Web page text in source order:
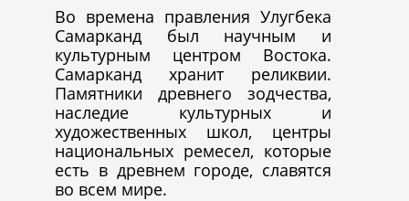
Во времена правления Улугбека
Самарканд был научным и
культурным центром Востока.
Самарканд хранит реликвии.
Памятники древнего зодчества,
наследие культурных и
художественных школ, центры
национальных ремесел, которые
есть в древнем городе, славятся
во всем мире.